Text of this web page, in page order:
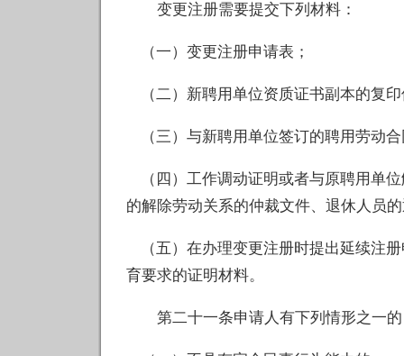
变更注册需要提交下列材料：
（一）变更注册申请表；
（二）新聘用单位资质证书副本的复印
（三）与新聘用单位签订的聘用劳动
（四）工作调动证明或者与原聘用单
的解除劳动关系的仲裁文件、退休人员
（五）在办理变更注册时提出延续注
育要求的证明材料。
第二十一条申请人有下列情形之一的